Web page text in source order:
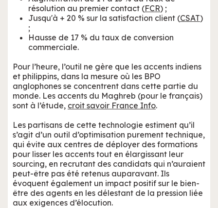
résolution au premier contact (FCR) ;
Jusqu'à + 20 % sur la satisfaction client (CSAT)
;
Hausse de 17 % du taux de conversion
commerciale.
Pour l’heure, l’outil ne gère que les accents indiens
et philippins, dans la mesure où les BPO
anglophones se concentrent dans cette partie du
monde. Les accents du Maghreb (pour le français)
sont à l’étude, croit savoir France Info.
Les partisans de cette technologie estiment qu’il
s’agit d’un outil d’optimisation purement technique,
qui évite aux centres de déployer des formations
pour lisser les accents tout en élargissant leur
sourcing, en recrutant des candidats qui n’auraient
peut-être pas été retenus auparavant. Ils
évoquent également un impact positif sur le bien-
être des agents en les délestant de la pression liée
aux exigences d’élocution.